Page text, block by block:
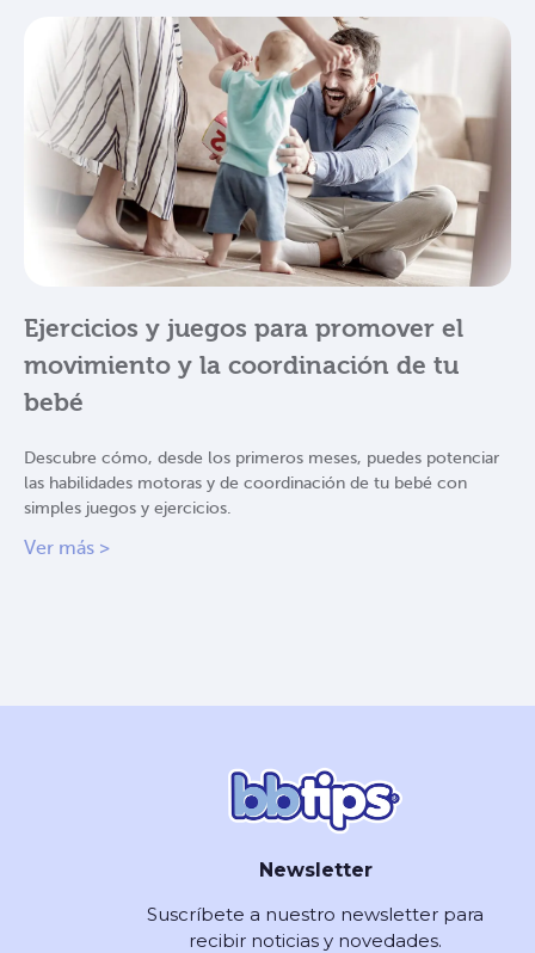
Ejercicios y juegos para promover el
movimiento y la coordinación de tu
bebé
Descubre cómo, desde los primeros meses, puedes potenciar
las habilidades motoras y de coordinación de tu bebé con
simples juegos y ejercicios.
Ver más >
Newsletter
Suscríbete a nuestro newsletter para
recibir noticias y novedades.